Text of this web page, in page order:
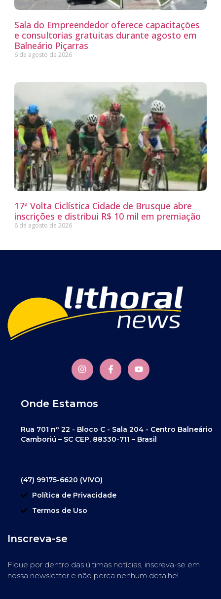
Sala do Empreendedor oferece capacitações
e consultorias gratuitas durante agosto em
Balneário Piçarras
6 de agosto de 2026
17ª Volta Ciclística Cidade de Brusque abre
inscrições e distribui R$ 10 mil em premiação
6 de agosto de 2026
Onde Estamos
Rua 701 nº 22 - Bloco C - Sala 204 - Centro Balneário
Camboriú – SC CEP. 88330-711 – Brasil
(47) 99175-6620 (VIVO)
Política de Privacidade
Termos de Uso
Inscreva-se
Fique por dentro das últimas notícias, inscreva-se em
nossa newsletter e não perca nenhum detalhe!